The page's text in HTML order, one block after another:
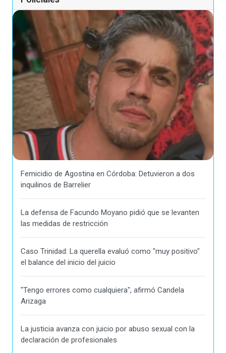
Femicidio de Agostina en Córdoba: Detuvieron a dos
inquilinos de Barrelier
La defensa de Facundo Moyano pidió que se levanten
las medidas de restricción
Caso Trinidad: La querella evaluó como "muy positivo"
el balance del inicio del juicio
"Tengo errores como cualquiera", afirmó Candela
Arizaga
La justicia avanza con juicio por abuso sexual con la
declaración de profesionales